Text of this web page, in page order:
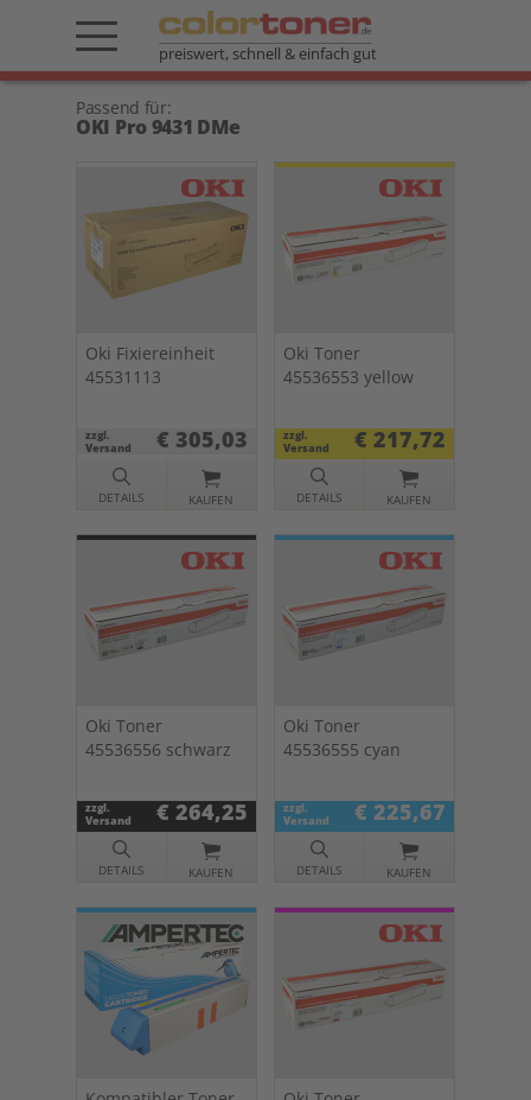
preiswert, schnell & einfach gut
Passend für:
OKI Pro 9431 DMe
Oki Fixiereinheit
45531113
zzgl.
Versand
€ 305,03
DETAILS KAUFEN
Oki Toner
45536553 yellow
zzgl.
Versand
€ 217,72
DETAILS KAUFEN
Oki Toner
45536556 schwarz
zzgl.
Versand
€ 264,25
DETAILS KAUFEN
Oki Toner
45536555 cyan
zzgl.
Versand
€ 225,67
DETAILS KAUFEN